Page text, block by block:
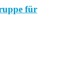
für